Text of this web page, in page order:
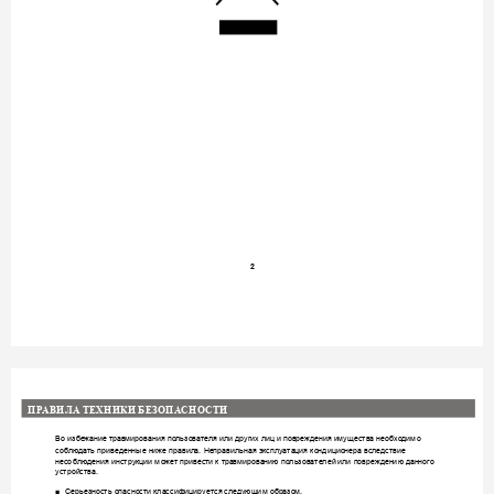
2
Во избежание травмирования пользователя или других лиц и повреждения имущества необходимо
соблюдать приведенные ниже правила. Неправильная эксплуатация кондиционера вследствие
несоблюдения инструкции может привести к травмированию  или повреждению данного
устройства.
■ Серьезность опасности классифицируется следующим образом.
   